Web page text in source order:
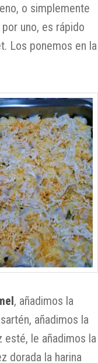
o simplemente
uno, es rápido
Los ponemos en la
, añadimos la
añadimos la
esté, le añadimos la
dorada la harina